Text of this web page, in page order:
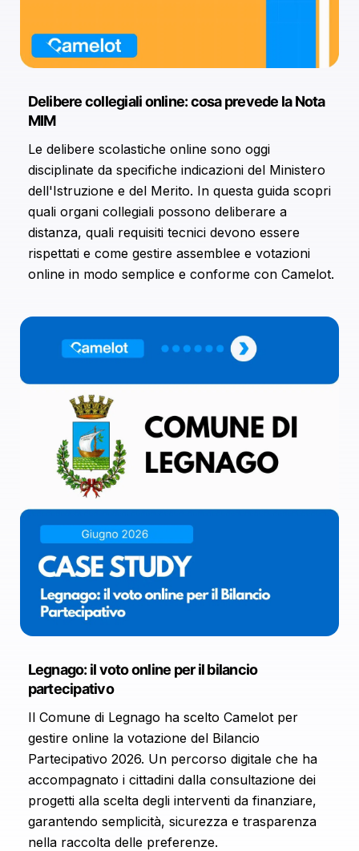
nostri partner che si occupano di analisi dei dati web,
pubblicità e social media, i quali potrebbero
che hanno raccolto dal tuo utilizzo dei loro servizi.
Delibere collegiali online: cosa prevede la Nota
MIM
Le delibere scolastiche online sono oggi
disciplinate da specifiche indicazioni del Ministero
dell'Istruzione e del Merito. In questa guida scopri
quali organi collegiali possono deliberare a
distanza, quali requisiti tecnici devono essere
rispettati e come gestire assemblee e votazioni
online in modo semplice e conforme con Camelot.
Legnago: il voto online per il bilancio
partecipativo
Il Comune di Legnago ha scelto Camelot per
gestire online la votazione del Bilancio
Partecipativo 2026. Un percorso digitale che ha
accompagnato i cittadini dalla consultazione dei
progetti alla scelta degli interventi da finanziare,
garantendo semplicità, sicurezza e trasparenza
nella raccolta delle preferenze.